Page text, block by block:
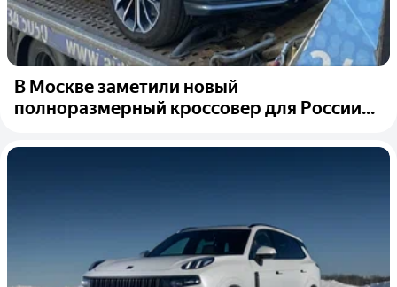
В Москве заметили новый
полноразмерный кроссовер для России...